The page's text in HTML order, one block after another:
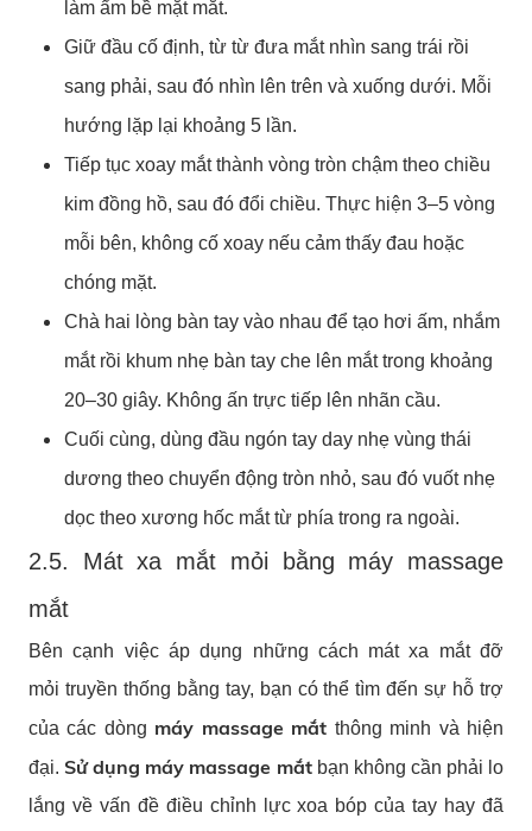
làm ẩm bề mặt mắt.
Giữ đầu cố định, từ từ đưa mắt nhìn sang trái rồi
sang phải, sau đó nhìn lên trên và xuống dưới. Mỗi
hướng lặp lại khoảng 5 lần.
Tiếp tục xoay mắt thành vòng tròn chậm theo chiều
kim đồng hồ, sau đó đổi chiều. Thực hiện 3–5 vòng
mỗi bên, không cố xoay nếu cảm thấy đau hoặc
chóng mặt.
Chà hai lòng bàn tay vào nhau để tạo hơi ấm, nhắm
mắt rồi khum nhẹ bàn tay che lên mắt trong khoảng
20–30 giây. Không ấn trực tiếp lên nhãn cầu.
Cuối cùng, dùng đầu ngón tay day nhẹ vùng thái
dương theo chuyển động tròn nhỏ, sau đó vuốt nhẹ
dọc theo xương hốc mắt từ phía trong ra ngoài.
2.5. Mát xa mắt mỏi bằng máy massage
mắt
Bên cạnh việc áp dụng những cách mát xa mắt đỡ
mỏi truyền thống bằng tay, bạn có thể tìm đến sự hỗ trợ
của các dòng máy massage mắt thông minh và hiện
đại.Sử dụng máy massage mắtbạn không cần phải lo
lắng về vấn đề điều chỉnh lực xoa bóp của tay hay đã